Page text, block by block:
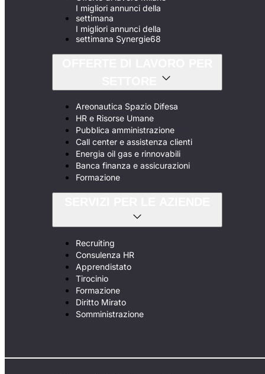
I migliori annunci della
settimana
I migliori annunci della
settimana Synergie68
Areonautica Spazio Difesa
HR e Risorse Umane
Pubblica amministrazione
Call center e assistenza clienti
Energia oil gas e rinnovabili
Banca finanza e assicurazioni
Formazione
Recruiting
Consulenza HR
Apprendistato
Tirocinio
Formazione
Diritto Mirato
Somministrazione